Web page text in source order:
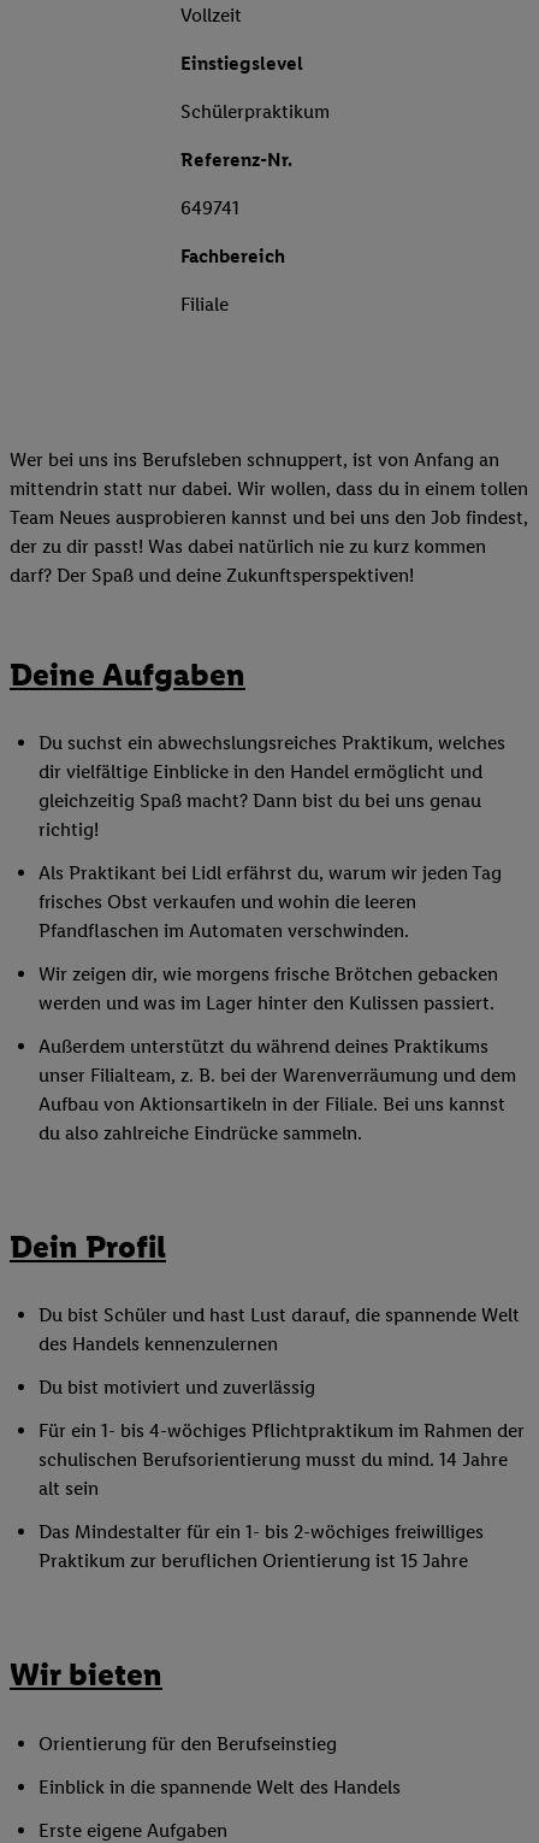
Vollzeit
Einstiegslevel
Schülerpraktikum
Referenz-Nr.
649741
Fachbereich
Filiale
Wer bei uns ins Berufsleben schnuppert, ist von Anfang an
mittendrin statt nur dabei. Wir wollen, dass du in einem tollen
Team Neues ausprobieren kannst und bei uns den Job findest,
der zu dir passt! Was dabei natürlich nie zu kurz kommen
darf? Der Spaß und deine Zukunftsperspektiven!
Deine Aufgaben
Du suchst ein abwechslungsreiches Praktikum, welches
dir vielfältige Einblicke in den Handel ermöglicht und
gleichzeitig Spaß macht? Dann bist du bei uns genau
richtig!
Als Praktikant bei Lidl erfährst du, warum wir jeden Tag
frisches Obst verkaufen und wohin die leeren
Pfandflaschen im Automaten verschwinden.
Wir zeigen dir, wie morgens frische Brötchen gebacken
werden und was im Lager hinter den Kulissen passiert.
Außerdem unterstützt du während deines Praktikums
unser Filialteam, z. B. bei der Warenverräumung und dem
Aufbau von Aktionsartikeln in der Filiale. Bei uns kannst
du also zahlreiche Eindrücke sammeln.
Dein Profil
Du bist Schüler und hast Lust darauf, die spannende Welt
des Handels kennenzulernen
Du bist motiviert und zuverlässig
Für ein 1- bis 4-wöchiges Pflichtpraktikum im Rahmen der
schulischen Berufsorientierung musst du mind. 14 Jahre
alt sein
Das Mindestalter für ein 1- bis 2-wöchiges freiwilliges
Praktikum zur beruflichen Orientierung ist 15 Jahre
Wir bieten
Orientierung für den Berufseinstieg
Einblick in die spannende Welt des Handels
Erste eigene Aufgaben